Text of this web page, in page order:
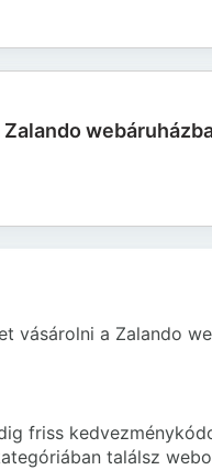
vásárolni a Zalando
friss
találsz